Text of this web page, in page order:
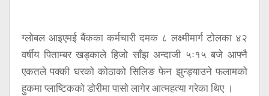
ग्लोबल आइएमई बैंकका कर्मचारी दमक ८ लक्ष्मीमार्ग टोलका ४२
वर्षीय पिताम्बर खड्काले हिजो साँझ अन्दाजी ५ः१५ बजे आफ्नै
एकतले पक्की घरको कोठाको सिलिङ फेन झुन्ड्याउने फलामको
हुकमा प्लाष्टिकको डोरीमा पासो लागेर आत्महत्या गरेका थिए ।